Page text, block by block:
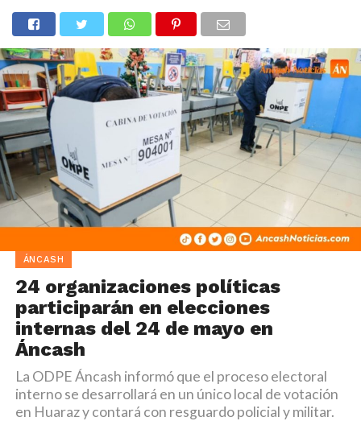
ÁNCASH
24 organizaciones políticas
participarán en elecciones
internas del 24 de mayo en
Áncash
La ODPE Áncash informó que el proceso electoral
interno se desarrollará en un único local de votación
en Huaraz y contará con resguardo policial y militar.